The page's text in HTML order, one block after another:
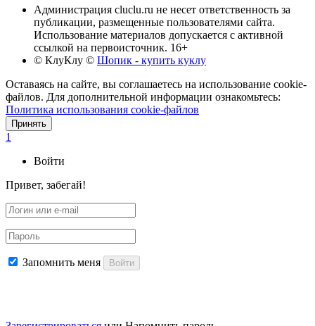
Администрация cluclu.ru не несет ответственность за
публикации, размещенные пользователями сайта.
Использование материалов допускается с активной
ссылкой на первоисточник. 16+
© КлуКлу © Шопик - купить куклу
Оставаясь на сайте, вы соглашаетесь на использование cookie-
файлов. Для дополнительной информации ознакомьтесь:
Политика использования cookie-файлов
Принять
1
Войти
Привет, забегай!
Запомнить меня Войти